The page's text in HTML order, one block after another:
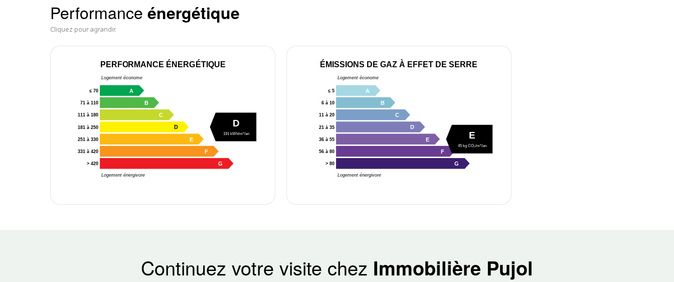
Performance énergétique
Cliquez pour agrandir.
PERFORMANCE ÉNERGÉTIQUE
Logement économe
Logement énergivore
≤ 70 A
71 à 110 B
111 à 180 C
181 à 250 D
251 à 330 E
331 à 420 F
> 420 G
D
191 kWh/m²/an
ÉMISSIONS DE GAZ À EFFET DE SERRE
Logement économe
Logement énergivore
≤ 5 A
6 à 10 B
11 à 20 C
21 à 35 D
36 à 55 E
56 à 80 F
> 80 G
E
45 kg CO₂/m²/an
Continuez votre visite chez Immobilière Pujol